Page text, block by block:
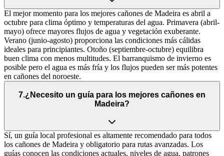
El mejor momento para los mejores cañones de Madeira es abril a
octubre para clima óptimo y temperaturas del agua. Primavera (abril-
mayo) ofrece mayores flujos de agua y vegetación exuberante.
Verano (junio-agosto) proporciona las condiciones más cálidas
ideales para principiantes. Otoño (septiembre-octubre) equilibra
buen clima con menos multitudes. El barranquismo de invierno es
posible pero el agua es más fría y los flujos pueden ser más potentes
en cañones del noroeste.
7.¿Necesito un guía para los mejores cañones en
Madeira?
Sí, un guía local profesional es altamente recomendado para todos
los cañones de Madeira y obligatorio para rutas avanzadas. Los
guías conocen las condiciones actuales, niveles de agua, patrones